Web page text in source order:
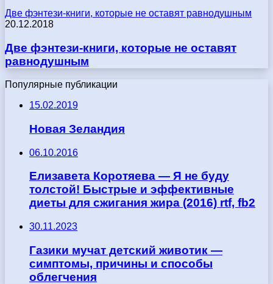
Две фэнтези-книги, которые не оставят равнодушным
20.12.2018
Две фэнтези-книги, которые не оставят
равнодушным
Популярные публикации
15.02.2019
Новая Зеландия
06.10.2016
Елизавета Коротяева — Я не буду
толстой! Быстрые и эффективные
диеты для сжигания жира (2016) rtf, fb2
30.11.2023
Газики мучат детский животик —
симптомы, причины и способы
облегчения